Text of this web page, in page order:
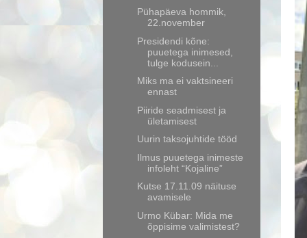
Pühapäeva hommik,
22.november
Presidendi kõne:
puuetega inimesed,
tulge kodusein...
Miks ma ei vaktsineeri
ennast
Piiride seadmisest ja
ületamisest
Uurin taksojuhtide tööd
Ilmus puuetega inimeste
infoleht “Kojaline”
Kutse 17.11.09 näituse
avamisele
Urmo Kübar: Mida me
õppisime valimistest?